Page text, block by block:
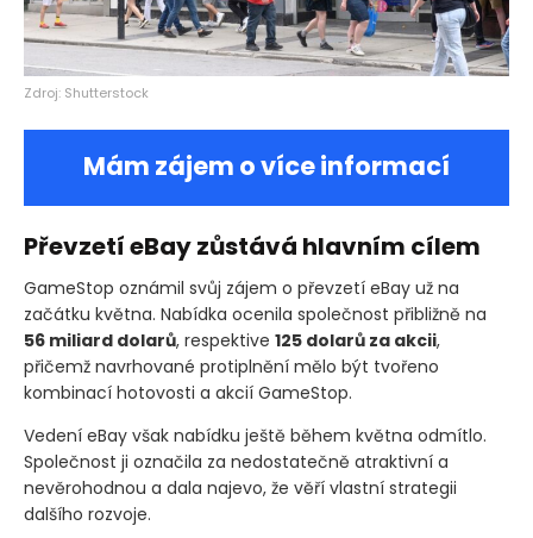
Zdroj: Shutterstock
Mám zájem o více informací
Převzetí eBay zůstává hlavním cílem
GameStop oznámil svůj zájem o převzetí eBay už na
začátku května. Nabídka ocenila společnost přibližně na
56 miliard dolarů, respektive 125 dolarů za akcii,
přičemž navrhované protiplnění mělo být tvořeno
kombinací hotovosti a akcií GameStop.
Vedení eBay však nabídku ještě během května odmítlo.
Společnost ji označila za nedostatečně atraktivní a
nevěrohodnou a dala najevo, že věří vlastní strategii
dalšího rozvoje.